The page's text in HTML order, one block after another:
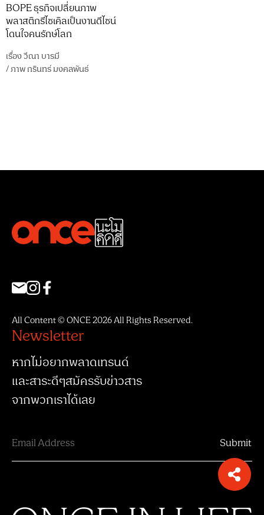
BOPE ธุรกิจเปลี่ยนภาพ
พลาสติกรีไซเคิลเป็นงานดีไซน์
โดนใจคนรักษ์โลก
เรื่องวีณา บารมี
/ภาพกรินทร์ มงคลพันธ์
All Content © ONCE 2026 All Rights Reserved.
Newsletter
หากไม่อยากพลาดเทรนด์
และสาระดีๆสมัครรับข่าวสาร
จากพวกเราได้เลย